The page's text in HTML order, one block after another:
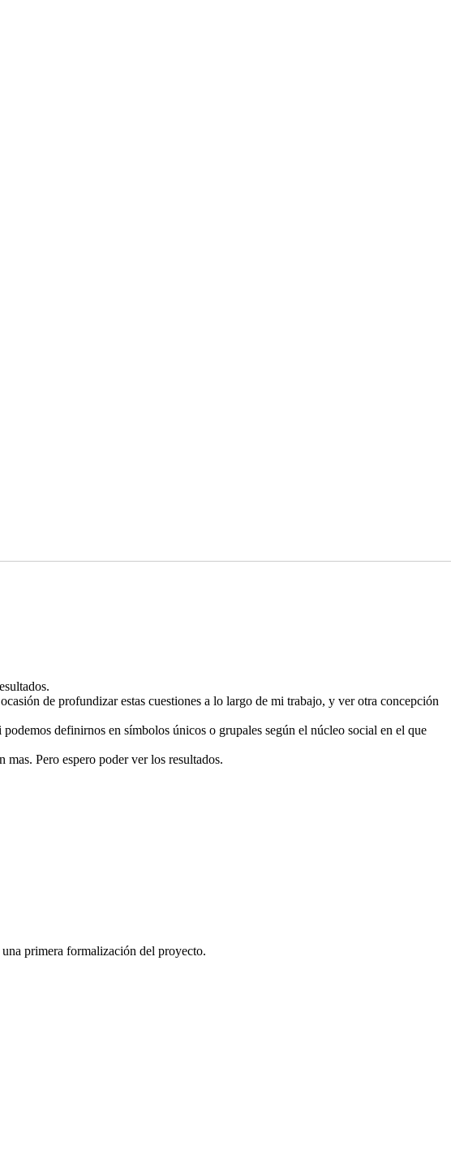
de profundizar estas cuestiones a lo largo de mi trabajo, y ver otra concepción
definirnos en símbolos únicos o grupales según el núcleo social en el que
Pero espero poder ver los resultados.
primera formalización del proyecto.